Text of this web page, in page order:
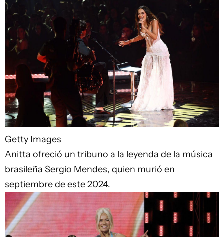
Getty Images
Anitta ofreció un tribuno a la leyenda de la música
brasileña Sergio Mendes, quien murió en
septiembre de este 2024.